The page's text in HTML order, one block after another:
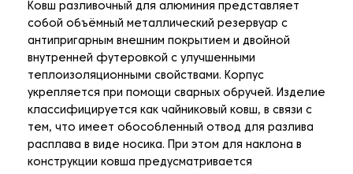
Ковш разливочный для алюминия представляет
собой объёмный металлический резервуар с
антипригарным внешним покрытием и двойной
внутренней футеровкой с улучшенными
теплоизоляционными свойствами. Корпус
укрепляется при помощи сварных обручей. Изделие
классифицируется как чайниковый ковш, в связи с
тем, что имеет обособленный отвод для разлива
расплава в виде носика. При этом для наклона в
конструкции ковша предусматривается